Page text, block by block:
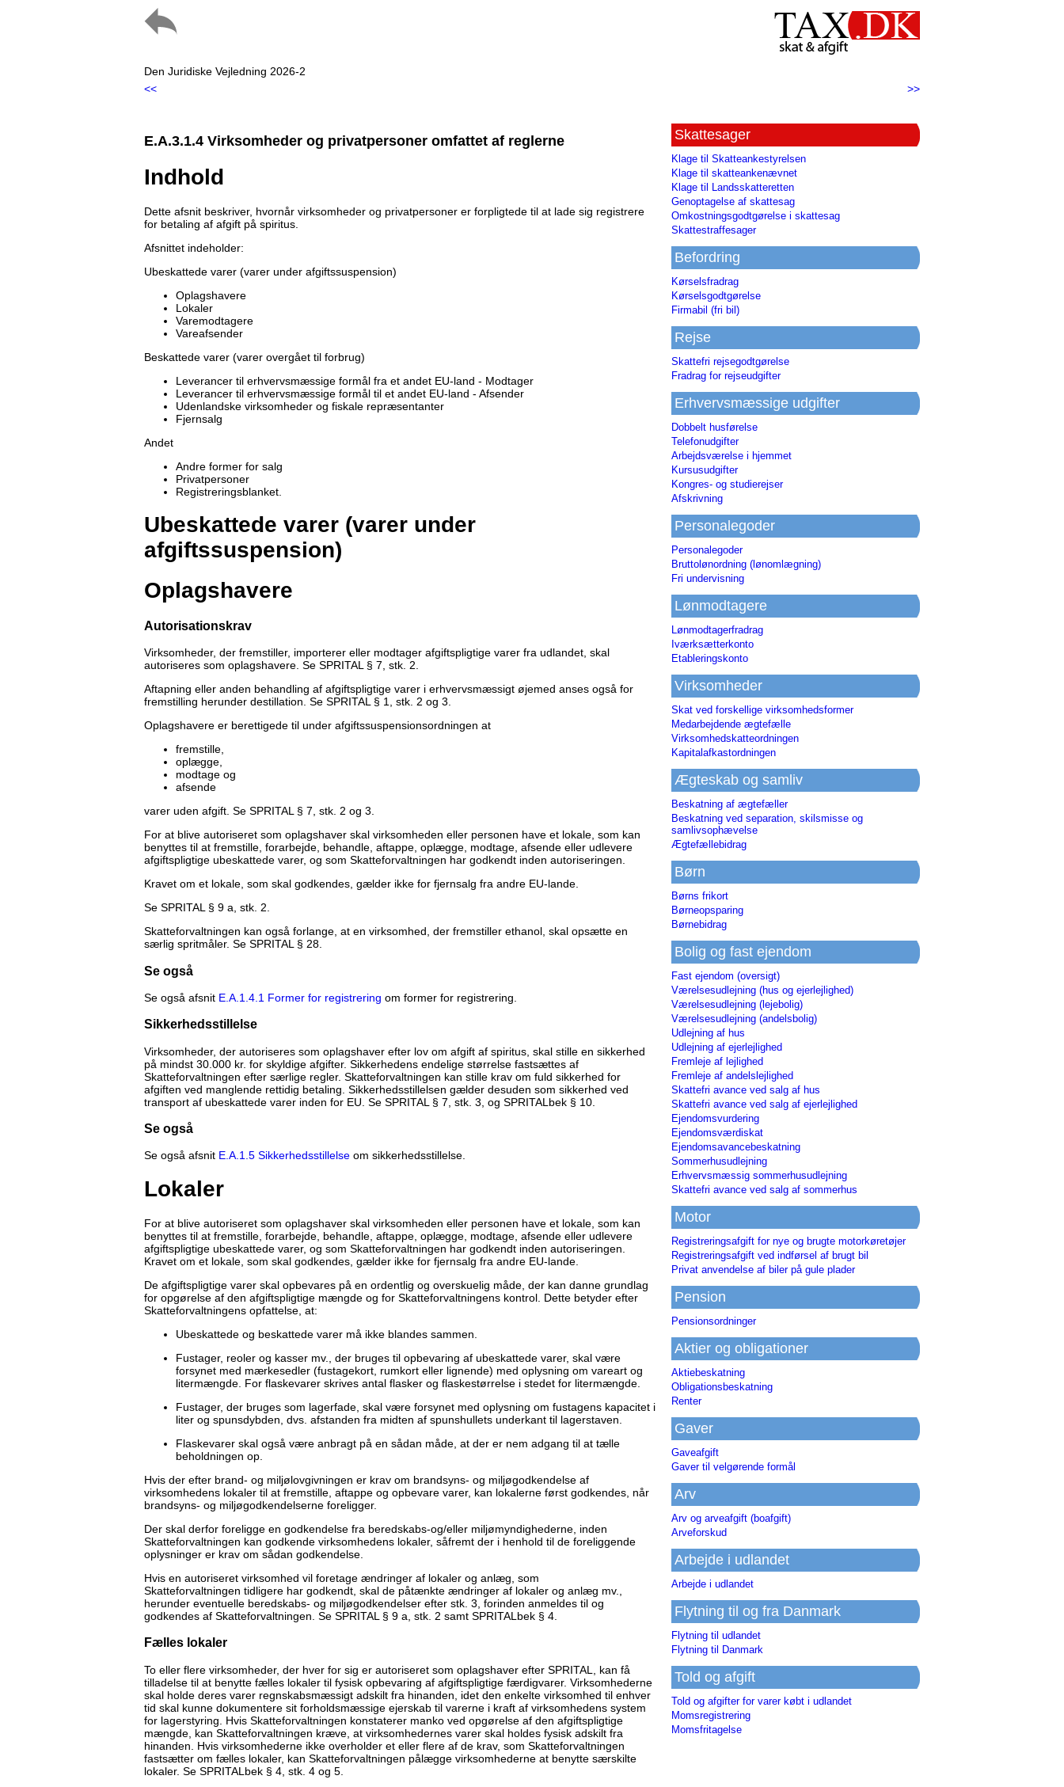
Den Juridiske Vejledning 2026-2
<<
>>
E.A.3.1.4 Virksomheder og privatpersoner omfattet af reglerne
Indhold
Dette afsnit beskriver, hvornår virksomheder og privatpersoner er forpligtede til at lade sig registrere
for betaling af afgift på spiritus.
Afsnittet indeholder:
Ubeskattede varer (varer under afgiftssuspension)
Oplagshavere
Lokaler
Varemodtagere
Vareafsender
Beskattede varer (varer overgået til forbrug)
Leverancer til erhvervsmæssige formål fra et andet EU-land - Modtager
Leverancer til erhvervsmæssige formål til et andet EU-land - Afsender
Udenlandske virksomheder og fiskale repræsentanter
Fjernsalg
Andet
Andre former for salg
Privatpersoner
Registreringsblanket.
Ubeskattede varer (varer under
afgiftssuspension)
Oplagshavere
Autorisationskrav
Virksomheder, der fremstiller, importerer eller modtager afgiftspligtige varer fra udlandet, skal
autoriseres som oplagshavere. Se SPRITAL § 7, stk. 2.
Aftapning eller anden behandling af afgiftspligtige varer i erhvervsmæssigt øjemed anses også for
fremstilling herunder destillation. Se SPRITAL § 1, stk. 2 og 3.
Oplagshavere er berettigede til under afgiftssuspensionsordningen at
fremstille,
oplægge,
modtage og
afsende
varer uden afgift. Se SPRITAL § 7, stk. 2 og 3.
For at blive autoriseret som oplagshaver skal virksomheden eller personen have et lokale, som kan
benyttes til at fremstille, forarbejde, behandle, aftappe, oplægge, modtage, afsende eller udlevere
afgiftspligtige ubeskattede varer, og som Skatteforvaltningen har godkendt inden autoriseringen.
Kravet om et lokale, som skal godkendes, gælder ikke for fjernsalg fra andre EU-lande.
Se SPRITAL § 9 a, stk. 2.
Skatteforvaltningen kan også forlange, at en virksomhed, der fremstiller ethanol, skal opsætte en
særlig spritmåler. Se SPRITAL § 28.
Se også
Se også afsnit E.A.1.4.1 Former for registrering om former for registrering.
Sikkerhedsstillelse
Virksomheder, der autoriseres som oplagshaver efter lov om afgift af spiritus, skal stille en sikkerhed
på mindst 30.000 kr. for skyldige afgifter. Sikkerhedens endelige størrelse fastsættes af
Skatteforvaltningen efter særlige regler. Skatteforvaltningen kan stille krav om fuld sikkerhed for
afgiften ved manglende rettidig betaling. Sikkerhedsstillelsen gælder desuden som sikkerhed ved
transport af ubeskattede varer inden for EU. Se SPRITAL § 7, stk. 3, og SPRITALbek § 10.
Se også
Se også afsnit E.A.1.5 Sikkerhedsstillelse om sikkerhedsstillelse.
Lokaler
For at blive autoriseret som oplagshaver skal virksomheden eller personen have et lokale, som kan
benyttes til at fremstille, forarbejde, behandle, aftappe, oplægge, modtage, afsende eller udlevere
afgiftspligtige ubeskattede varer, og som Skatteforvaltningen har godkendt inden autoriseringen.
Kravet om et lokale, som skal godkendes, gælder ikke for fjernsalg fra andre EU-lande.
De afgiftspligtige varer skal opbevares på en ordentlig og overskuelig måde, der kan danne grundlag
for opgørelse af den afgiftspligtige mængde og for Skatteforvaltningens kontrol. Dette betyder efter
Skatteforvaltningens opfattelse, at:
Ubeskattede og beskattede varer må ikke blandes sammen.
Fustager, reoler og kasser mv., der bruges til opbevaring af ubeskattede varer, skal være
forsynet med mærkesedler (fustagekort, rumkort eller lignende) med oplysning om vareart og
litermængde. For flaskevarer skrives antal flasker og flaskestørrelse i stedet for litermængde.
Fustager, der bruges som lagerfade, skal være forsynet med oplysning om fustagens kapacitet i
liter og spunsdybden, dvs. afstanden fra midten af spunshullets underkant til lagerstaven.
Flaskevarer skal også være anbragt på en sådan måde, at der er nem adgang til at tælle
beholdningen op.
Hvis der efter brand- og miljølovgivningen er krav om brandsyns- og miljøgodkendelse af
virksomhedens lokaler til at fremstille, aftappe og opbevare varer, kan lokalerne først godkendes, når
brandsyns- og miljøgodkendelserne foreligger.
Der skal derfor foreligge en godkendelse fra beredskabs-og/eller miljømyndighederne, inden
Skatteforvaltningen kan godkende virksomhedens lokaler, såfremt der i henhold til de foreliggende
oplysninger er krav om sådan godkendelse.
Hvis en autoriseret virksomhed vil foretage ændringer af lokaler og anlæg, som
Skatteforvaltningen tidligere har godkendt, skal de påtænkte ændringer af lokaler og anlæg mv.,
herunder eventuelle beredskabs- og miljøgodkendelser efter stk. 3, forinden anmeldes til og
godkendes af Skatteforvaltningen. Se SPRITAL § 9 a, stk. 2 samt SPRITALbek § 4.
Fælles lokaler
To eller flere virksomheder, der hver for sig er autoriseret som oplagshaver efter SPRITAL, kan få
tilladelse til at benytte fælles lokaler til fysisk opbevaring af afgiftspligtige færdigvarer. Virksomhederne
skal holde deres varer regnskabsmæssigt adskilt fra hinanden, idet den enkelte virksomhed til enhver
tid skal kunne dokumentere sit forholdsmæssige ejerskab til varerne i kraft af virksomhedens system
for lagerstyring. Hvis Skatteforvaltningen konstaterer manko ved opgørelse af den afgiftspligtige
mængde, kan Skatteforvaltningen kræve, at virksomhedernes varer skal holdes fysisk adskilt fra
hinanden. Hvis virksomhederne ikke overholder et eller flere af de krav, som Skatteforvaltningen
fastsætter om fælles lokaler, kan Skatteforvaltningen pålægge virksomhederne at benytte særskilte
lokaler. Se SPRITALbek § 4, stk. 4 og 5.
Skattesager
Klage til Skatteankestyrelsen
Klage til skatteankenævnet
Klage til Landsskatteretten
Genoptagelse af skattesag
Omkostningsgodtgørelse i skattesag
Skattestraffesager
Befordring
Kørselsfradrag
Kørselsgodtgørelse
Firmabil (fri bil)
Rejse
Skattefri rejsegodtgørelse
Fradrag for rejseudgifter
Erhvervsmæssige udgifter
Dobbelt husførelse
Telefonudgifter
Arbejdsværelse i hjemmet
Kursusudgifter
Kongres- og studierejser
Afskrivning
Personalegoder
Personalegoder
Bruttolønordning (lønomlægning)
Fri undervisning
Lønmodtagere
Lønmodtagerfradrag
Iværksætterkonto
Etableringskonto
Virksomheder
Skat ved forskellige virksomhedsformer
Medarbejdende ægtefælle
Virksomhedskatteordningen
Kapitalafkastordningen
Ægteskab og samliv
Beskatning af ægtefæller
Beskatning ved separation, skilsmisse og
samlivsophævelse
Ægtefællebidrag
Børn
Børns frikort
Børneopsparing
Børnebidrag
Bolig og fast ejendom
Fast ejendom (oversigt)
Værelsesudlejning (hus og ejerlejlighed)
Værelsesudlejning (lejebolig)
Værelsesudlejning (andelsbolig)
Udlejning af hus
Udlejning af ejerlejlighed
Fremleje af lejlighed
Fremleje af andelslejlighed
Skattefri avance ved salg af hus
Skattefri avance ved salg af ejerlejlighed
Ejendomsvurdering
Ejendomsværdiskat
Ejendomsavancebeskatning
Sommerhusudlejning
Erhvervsmæssig sommerhusudlejning
Skattefri avance ved salg af sommerhus
Motor
Registreringsafgift for nye og brugte motorkøretøjer
Registreringsafgift ved indførsel af brugt bil
Privat anvendelse af biler på gule plader
Pension
Pensionsordninger
Aktier og obligationer
Aktiebeskatning
Obligationsbeskatning
Renter
Gaver
Gaveafgift
Gaver til velgørende formål
Arv
Arv og arveafgift (boafgift)
Arveforskud
Arbejde i udlandet
Arbejde i udlandet
Flytning til og fra Danmark
Flytning til udlandet
Flytning til Danmark
Told og afgift
Told og afgifter for varer købt i udlandet
Momsregistrering
Momsfritagelse